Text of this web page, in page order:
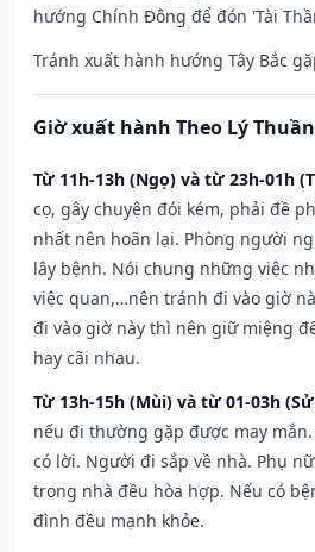
hướng Chính Đông để đón 'Tài
Tránh xuất hành hướng Tây Bắc
Giờ xuất hành Theo Lý
Từ 11h-13h (Ngọ) và từ 23h-01h
cọ, gây chuyện đói kém, phải đề
nhất nên hoãn lại. Phòng người
lây bệnh. Nói chung những việc
việc quan,…nên tránh đi vào giờ
đi vào giờ này thì nên giữ miệng
hay cãi nhau.
Từ 13h-15h (Mùi) và từ 01-03h
nếu đi thường gặp được may
có lời. Người đi sắp về nhà. Phụ
trong nhà đều hòa hợp. Nếu có
đình đều mạnh khỏe.